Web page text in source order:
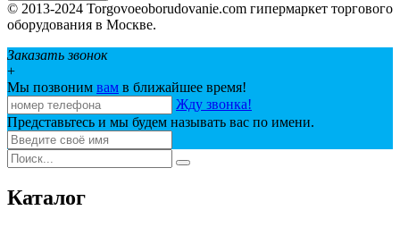
© 2013-2024 Torgovoeoborudovanie.com гипермаркет торгового
оборудования в Москве.
Заказать звонок
+
Мы позвоним вам в ближайшее время!
Жду звонка!
Представьтесь и мы будем называть вас по имени.
Каталог